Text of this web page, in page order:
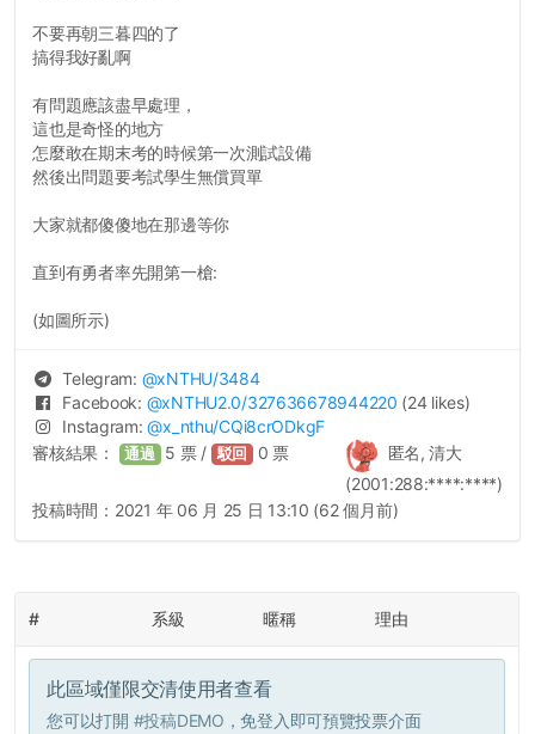
不要再朝三暮四的了
搞得我好亂啊
有問題應該盡早處理，
這也是奇怪的地方
怎麼敢在期末考的時候第一次測試設備
然後出問題要考試學生無償買單
大家就都傻傻地在那邊等你
直到有勇者率先開第一槍:
(如圖所示)
Telegram: @xNTHU/3484
Facebook: @xNTHU2.0/327636678944220 (24 likes)
Instagram:@x_nthu/CQi8crODkgF
匿名, 清大
(2001:288:****:****)
審核結果： 通過 5 票 / 駁回 0 票
投稿時間： 2021 年 06 月 25 日 13:10 (62 個月前)
# 系級 暱稱 理由
此區域僅限交清使用者查看
您可以打開 #投稿DEMO ，免登入即可預覽投票介面